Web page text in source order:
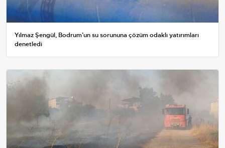
Yılmaz Şengül, Bodrum’un su sorununa çözüm odaklı yatırımları
denetledi